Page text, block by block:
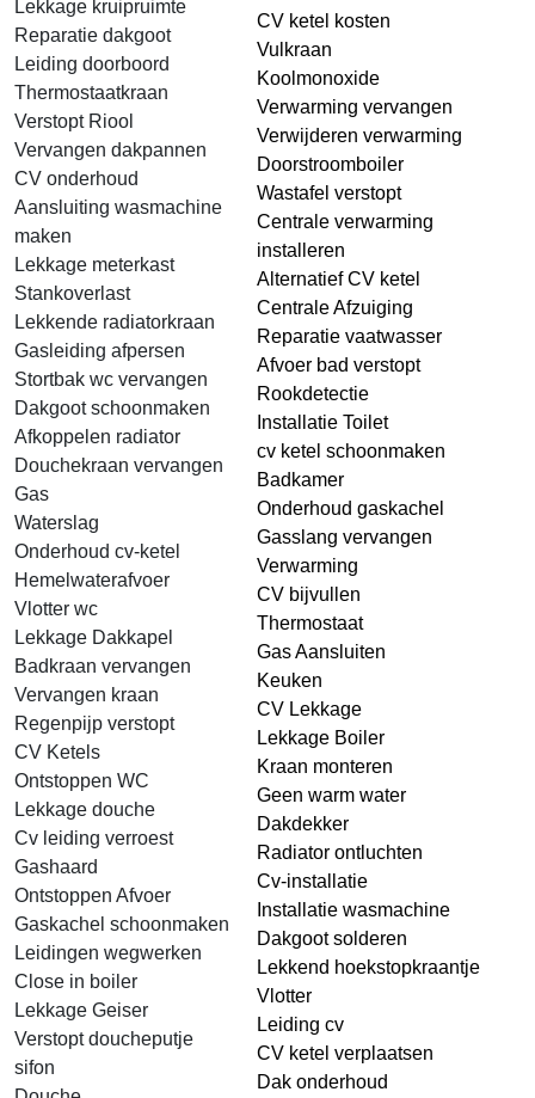
Lekkage kruipruimte
Reparatie dakgoot
Leiding doorboord
Thermostaatkraan
Verstopt Riool
Vervangen dakpannen
CV onderhoud
Aansluiting wasmachine
maken
Lekkage meterkast
Stankoverlast
Lekkende radiatorkraan
Gasleiding afpersen
Stortbak wc vervangen
Dakgoot schoonmaken
Afkoppelen radiator
Douchekraan vervangen
Gas
Waterslag
Onderhoud cv-ketel
Hemelwaterafvoer
Vlotter wc
Lekkage Dakkapel
Badkraan vervangen
Vervangen kraan
Regenpijp verstopt
CV Ketels
Ontstoppen WC
Lekkage douche
Cv leiding verroest
Gashaard
Ontstoppen Afvoer
Gaskachel schoonmaken
Leidingen wegwerken
Close in boiler
Lekkage Geiser
Verstopt doucheputje
sifon
CV ketel kosten
Vulkraan
Koolmonoxide
Verwarming vervangen
Verwijderen verwarming
Doorstroomboiler
Wastafel verstopt
Centrale verwarming
installeren
Alternatief CV ketel
Centrale Afzuiging
Reparatie vaatwasser
Afvoer bad verstopt
Rookdetectie
Installatie Toilet
cv ketel schoonmaken
Badkamer
Onderhoud gaskachel
Gasslang vervangen
Verwarming
CV bijvullen
Thermostaat
Gas Aansluiten
Keuken
CV Lekkage
Lekkage Boiler
Kraan monteren
Geen warm water
Dakdekker
Radiator ontluchten
Cv-installatie
Installatie wasmachine
Dakgoot solderen
Lekkend hoekstopkraantje
Vlotter
Leiding cv
CV ketel verplaatsen
Dak onderhoud